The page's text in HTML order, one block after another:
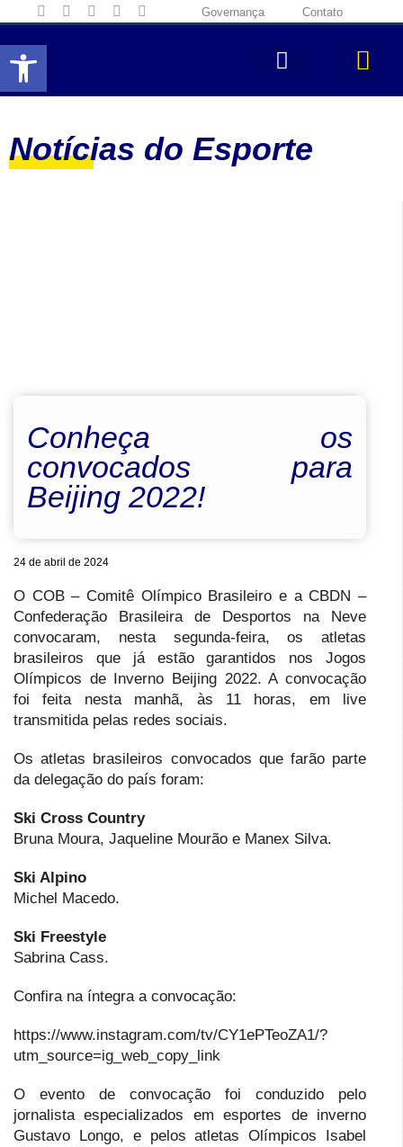
Abrir a barra de ferramentas
Governança Contato
Notícias do Esporte
Conheça os
convocados para
Beijing 2022!
24 de abril de 2024
O COB – Comitê Olímpico Brasileiro e a CBDN –
Confederação Brasileira de Desportos na Neve
convocaram, nesta segunda-feira, os atletas
brasileiros que já estão garantidos nos Jogos
Olímpicos de Inverno Beijing 2022. A convocação
foi feita nesta manhã, às 11 horas, em live
transmitida pelas redes sociais.
Os atletas brasileiros convocados que farão parte
da delegação do país foram:
Ski Cross Country
Bruna Moura, Jaqueline Mourão e Manex Silva.
Ski Alpino
Michel Macedo.
Ski Freestyle
Sabrina Cass.
Confira na íntegra a convocação:
https://www.instagram.com/tv/CY1ePTeoZA1/?
utm_source=ig_web_copy_link
O evento de convocação foi conduzido pelo
jornalista especializados em esportes de inverno
Gustavo Longo, e pelos atletas Olímpicos Isabel